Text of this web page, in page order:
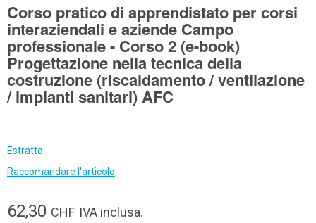
Corso pratico di apprendistato per corsi
interaziendali e aziende Campo
professionale - Corso 2 (e-book)
Progettazione nella tecnica della
costruzione (riscaldamento / ventilazione
/ impianti sanitari) AFC
Estratto
Raccomandare l'articolo
62,30 CHF IVA inclusa.